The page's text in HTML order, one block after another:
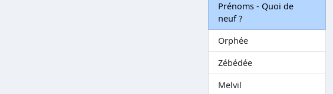
Prénoms - Quoi de
neuf ?
Orphée
Zébédée
Melvil